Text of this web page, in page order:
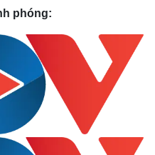
Multimedia
Ảnh
E-Magazine
Infographic
phóng: